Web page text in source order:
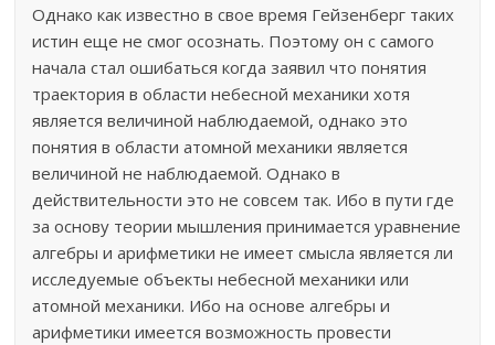
Однако как известно в свое время Гейзенберг таких
истин еще не смог осознать. Поэтому он с самого
начала стал ошибаться когда заявил что понятия
траектория в области небесной механики хотя
является величиной наблюдаемой, однако это
понятия в области атомной механики является
величиной не наблюдаемой. Однако в
действительности это не совсем так. Ибо в пути где
за основу теории мышления принимается уравнение
алгебры и арифметики не имеет смысла является ли
исследуемые объекты небесной механики или
атомной механики. Ибо на основе алгебры и
арифметики имеется возможность провести